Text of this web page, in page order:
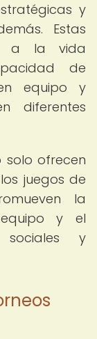
y
Estas
a la vida
de
equipo y
diferentes
solo ofrecen
juegos de
la
y el
sociales y